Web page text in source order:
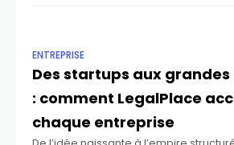
ENTREPRISE
Des startups aux
: comment LegalPlace
chaque entreprise